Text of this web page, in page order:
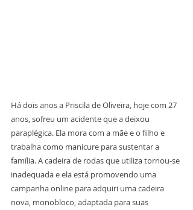
Há dois anos a Priscila de Oliveira, hoje com 27
anos, sofreu um acidente que a deixou
paraplégica. Ela mora com a mãe e o filho e
trabalha como manicure para sustentar a
família. A cadeira de rodas que utiliza tornou-se
inadequada e ela está promovendo uma
campanha online para adquiri uma cadeira
nova, monobloco, adaptada para suas